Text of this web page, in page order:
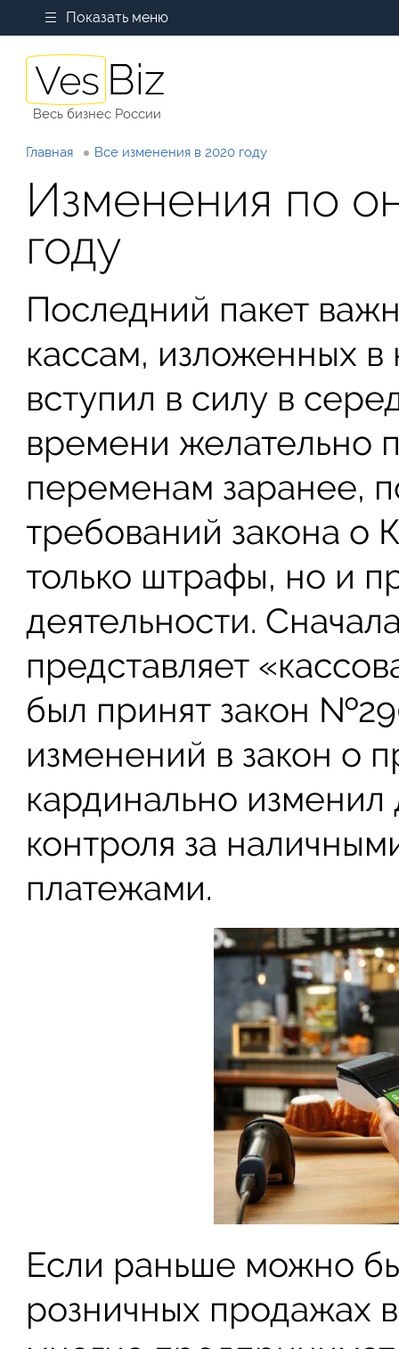
Показать меню
Весь бизнес России
Главная Все изменения в 2020 году
Изменения по
году
Последний пакет
кассам, изложенных
вступил в силу в
времени желательно
переменам заранее,
требований закона о
только штрафы, но и
деятельности.
представляет
был принят закон
изменений в закон о
кардинально
контроля за
платежами.
Если раньше можно
розничных продажах